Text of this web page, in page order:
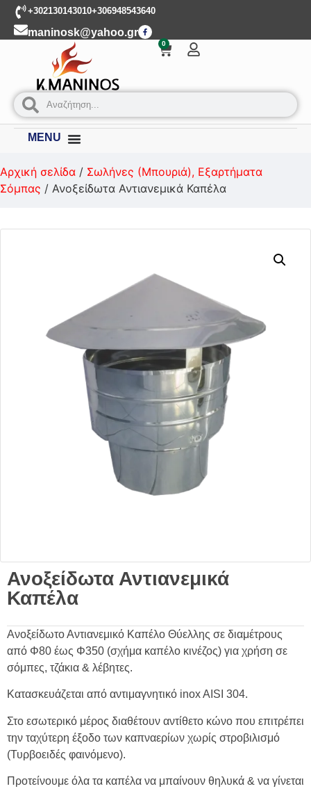
+302130143010+306948543640
maninosk@yahoo.gr
0
MENU
Αρχική σελίδα / Σωλήνες (Μπουριά), Εξαρτήματα
Σόμπας / Ανοξείδωτα Αντιανεμικά Καπέλα
Ανοξείδωτα Αντιανεμικά
Καπέλα
Ανοξείδωτο Αντιανεμικό Καπέλο Θύελλης σε διαμέτρους
από Φ80 έως Φ350 (σχήμα καπέλο κινέζος) για χρήση σε
σόμπες, τζάκια & λέβητες.
Κατασκευάζεται από αντιμαγνητικό inox AISI 304.
Στο εσωτερικό μέρος διαθέτουν αντίθετο κώνο που επιτρέπει
την ταχύτερη έξοδο των καπναερίων χωρίς στροβιλισμό
(Τυρβοειδές φαινόμενο).
Προτείνουμε όλα τα καπέλα να μπαίνουν θηλυκά & να γίνεται